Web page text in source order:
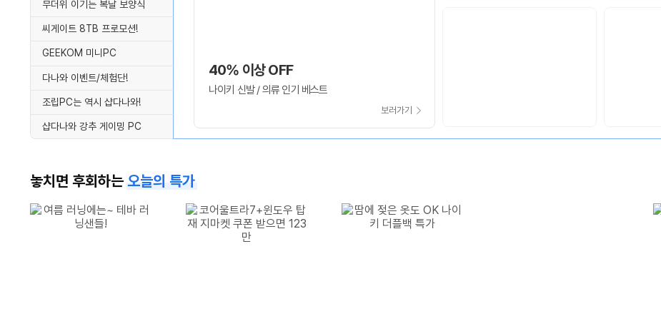
40% 이상 OFF
나이키 신발 / 의류 인기 베스트
보러가기
무더위 이기는 복날 보양식
씨게이트 8TB 프로모션!
GEEKOM 미니PC
다나와 이벤트/체험단!
조립PC는 역시 샵다나와!
샵다나와 강추 게이밍 PC
놓치면 후회하는 오늘의 특가